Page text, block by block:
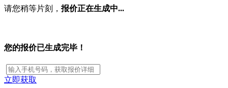
请您稍等片刻， 报价正在生成中...
您的报价已生成完毕！
立即获取